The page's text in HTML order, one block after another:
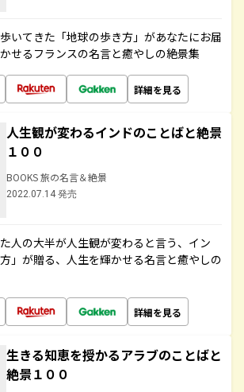
いてきた「地球の歩き方」があなたにお届
せるフランスの名言と癒やしの絶景集
詳細を見る
人生観が変わるインドのことばと絶景
１００
BOOKS 旅の名言＆絶景
2022.07.14 発売
人の大半が人生観が変わると言う、イン
」が贈る、人生を輝かせる名言と癒やしの
詳細を見る
生きる知恵を授かるアラブのことばと
絶景１００